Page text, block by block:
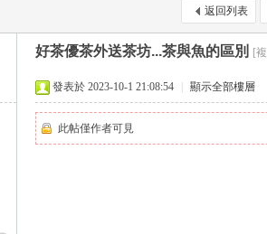
› ›
返回列表
好茶優茶外送茶坊...茶與魚的區別 [
發表於 2023-10-1 21:08:54 顯示全部樓層
此帖僅作者可見